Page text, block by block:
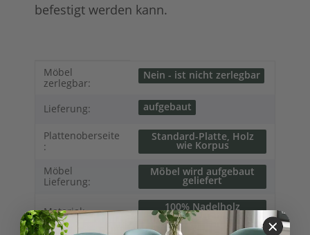
befestigt werden kann.
Produkteigenschaft
Wert
Möbel
zerlegbar:
Nein - ist nicht zerlegbar
Lieferung: aufgebaut
Plattenoberseite
:
Standard-Platte, Holz
wie Korpus
Möbel
Lieferung:
Möbel wird aufgebaut
geliefert
Material: 100% Nadelholz
(Fichte/Tanne)